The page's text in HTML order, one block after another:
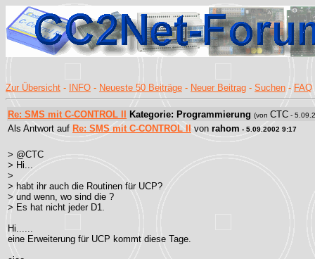
Zur Übersicht - INFO - Neueste 50 Beiträge - Neuer Beitrag - Suchen - FAQ
Re: SMS mit C-CONTROL II Kategorie: Programmierung (von CTC -
Als Antwort auf Re: SMS mit C-CONTROL II von rahom - 5.09.2002 9:17
> @CTC
> Hi...
>
> habt ihr auch die Routinen für UCP?
> und wenn, wo sind die ?
> Es hat nicht jeder D1.
Hi......
eine Erweiterung für UCP kommt diese Tage.